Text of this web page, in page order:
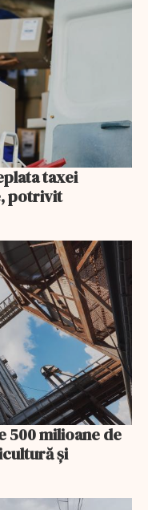
taxei
potrivit
500 milioane de
şi